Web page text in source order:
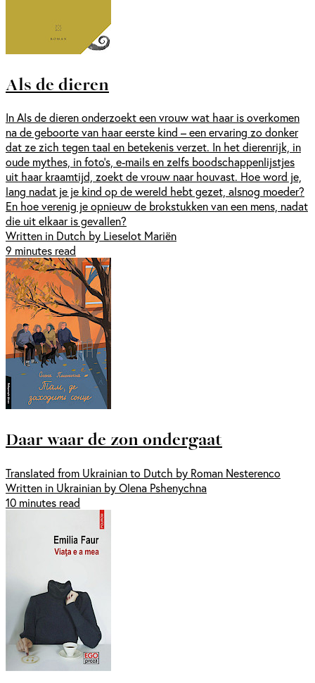
Als de dieren
In Als de dieren onderzoekt een vrouw wat haar is overkomen
na de geboorte van haar eerste kind – een ervaring zo donker
dat ze zich tegen taal en betekenis verzet. In het dierenrijk, in
oude mythes, in foto’s, e-mails en zelfs boodschappenlijstjes
uit haar kraamtijd, zoekt de vrouw naar houvast. Hoe word je,
lang nadat je je kind op de wereld hebt gezet, alsnog moeder?
En hoe verenig je opnieuw de brokstukken van een mens, nadat
die uit elkaar is gevallen?
Written in Dutch by Lieselot Mariën
9 minutes read
Daar waar de zon ondergaat
Translated from Ukrainian to Dutch by Roman Nesterenco
Written in Ukrainian by Olena Pshenychna
10 minutes read